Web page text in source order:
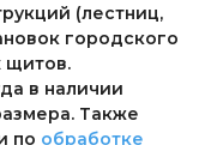
(лестниц,
городского
щитов.
в наличии
Также
по обработке